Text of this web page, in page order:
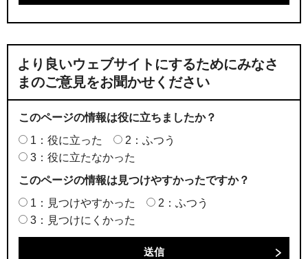
より良いウェブサイトにするためにみなさ
まのご意見をお聞かせください
このページの情報は役に立ちましたか？
1：役に立った
2：ふつう
3：役に立たなかった
このページの情報は見つけやすかったですか？
1：見つけやすかった
2：ふつう
3：見つけにくかった